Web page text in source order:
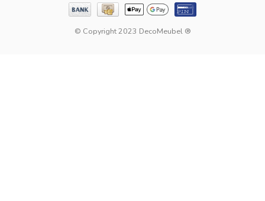
© Copyright 2023 DecoMeubel ®